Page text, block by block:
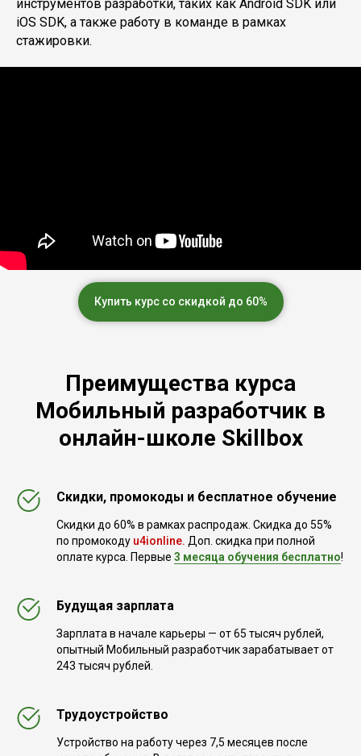
инструментов разработки, таких как Android SDK или
iOS SDK, а также работу в команде в рамках
стажировки.
Купить курс со скидкой до 60%
Преимущества курса
Мобильный разработчик в
онлайн-школе Skillbox
Скидки, промокоды и бесплатное обучение
Скидки до 60% в рамках распродаж. Скидка до 55%
по промокоду u4ionline. Доп. скидка при полной
оплате курса. Первые 3 месяца обучения бесплатно!
Будущая зарплата
Зарплата в начале карьеры — от 65 тысяч рублей,
опытный Мобильный разработчик зарабатывает от
243 тысяч рублей.
Трудоустройство
Устройство на работу через 7,5 месяцев после